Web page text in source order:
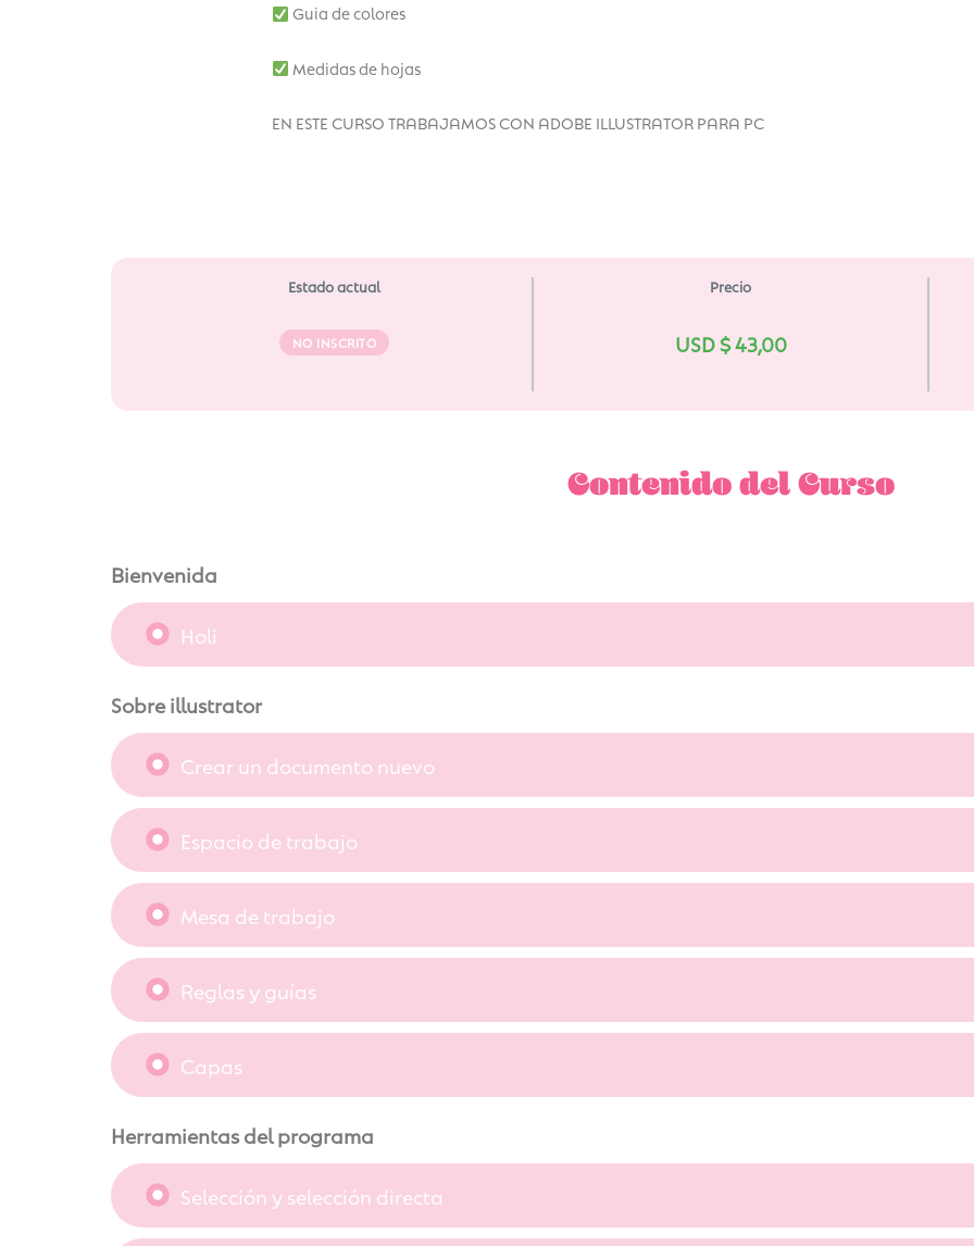
Guia de colores
Medidas de hojas
EN ESTE CURSO TRABAJAMOS CON ADOBE ILLUSTRATOR PARA PC
Estado actual
NO INSCRITO
Precio
USD $43,00
Contenido del Curso
Bienvenida
Holi
Sobre illustrator
Crear un documento nuevo
Espacio de trabajo
Mesa de trabajo
Reglas y guías
Capas
Herramientas del programa
Selección y selección directa